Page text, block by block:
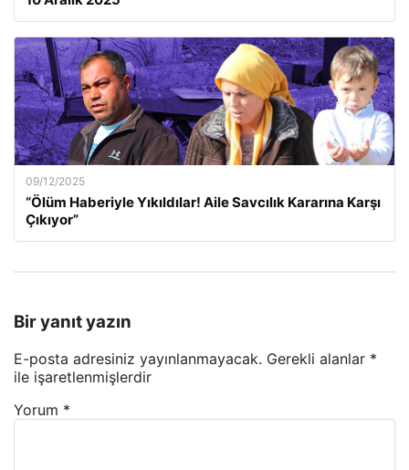
09/12/2025
“Ölüm Haberiyle Yıkıldılar! Aile Savcılık Kararına Karşı
Çıkıyor”
Bir yanıt yazın
E-posta adresiniz yayınlanmayacak. Gerekli alanlar *
ile işaretlenmişlerdir
Yorum *